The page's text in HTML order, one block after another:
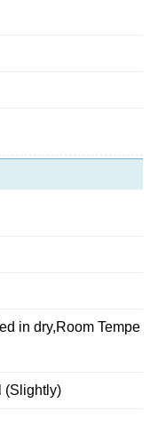
in dry,Room Tempe
(Slightly)